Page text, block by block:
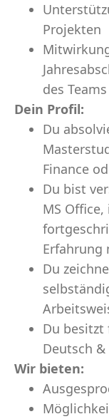
Projekten
des Teams
Dein Profil:
Du
Finance
Du bist
MS
Erfahrung
Du
Du besitzt
Deutsch &
Wir bieten: